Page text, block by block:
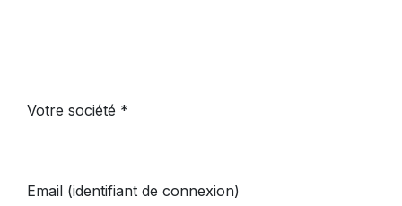
Votre société
Email (identifiant de connexion)